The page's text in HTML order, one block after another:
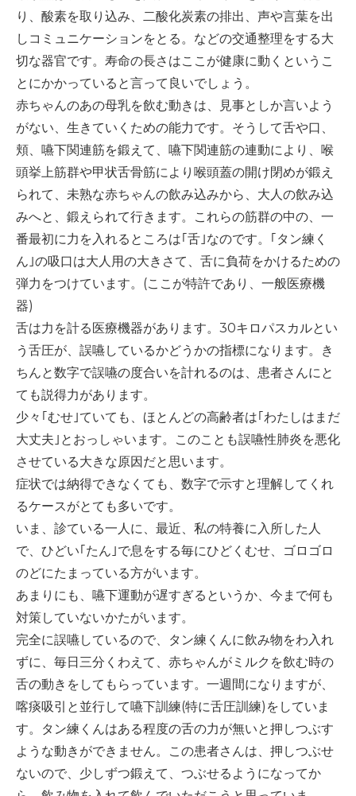
り、酸素を取り込み、二酸化炭素の排出、声や言葉を出
しコミュニケーションをとる。などの交通整理をする大
切な器官です。寿命の長さはここが健康に動くというこ
とにかかっていると言って良いでしょう。
赤ちゃんのあの母乳を飲む動きは、見事としか言いよう
がない、生きていくための能力です。そうして舌や口、
頬、嚥下関連筋を鍛えて、嚥下関連筋の連動により、喉
頭挙上筋群や甲状舌骨筋により喉頭蓋の開け閉めが鍛え
られて、未熟な赤ちゃんの飲み込みから、大人の飲み込
みへと、鍛えられて行きます。これらの筋群の中の、一
番最初に力を入れるところは｢舌｣なのです。｢タン練く
ん｣の吸口は大人用の大きさて、舌に負荷をかけるための
弾力をつけています。(ここが特許であり、一般医療機
器)
舌は力を計る医療機器があります。30キロパスカルとい
う舌圧が、誤嚥しているかどうかの指標になります。き
ちんと数字で誤嚥の度合いを計れるのは、患者さんにと
ても説得力があります。
少々｢むせ｣ていても、ほとんどの高齢者は｢わたしはまだ
大丈夫｣とおっしゃいます。このことも誤嚥性肺炎を悪化
させている大きな原因だと思います。
症状では納得できなくても、数字で示すと理解してくれ
るケースがとても多いです。
いま、診ている一人に、最近、私の特養に入所した人
で、ひどい｢たん｣で息をする毎にひどくむせ、ゴロゴロ
のどにたまっている方がいます。
あまりにも、嚥下運動が遅すぎるというか、今まで何も
対策していないかたがいます。
完全に誤嚥しているので、タン練くんに飲み物をわ入れ
ずに、毎日三分くわえて、赤ちゃんがミルクを飲む時の
舌の動きをしてもらっています。一週間になりますが、
喀痰吸引と並行して嚥下訓練(特に舌圧訓練)をしていま
す。タン練くんはある程度の舌の力が無いと押しつぶす
ような動きができません。この患者さんは、押しつぶせ
ないので、少しずつ鍛えて、つぶせるようになってか